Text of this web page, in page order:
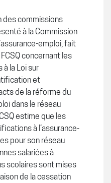
des commissions
à la Commission
emploi, fait
concernant les
la Loi sur
et
de la réforme du
dans le réseau
estime que les
à l’assurance-
pour son réseau
salariées à
scolaires sont mises
de la cessation